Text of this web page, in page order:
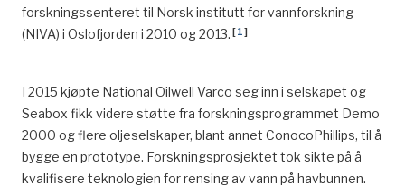
forskningssenteret til Norsk institutt for vannforskning
(NIVA) i Oslofjorden i 2010 og 2013. [1]
I 2015 kjøpte National Oilwell Varco seg inn i selskapet og
Seabox fikk videre støtte fra forskningsprogrammet Demo
2000 og flere oljeselskaper, blant annet ConocoPhillips, til å
bygge en prototype. Forskningsprosjektet tok sikte på å
kvalifisere teknologien for rensing av vann på havbunnen.